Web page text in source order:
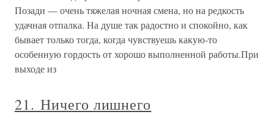
Позади — очень тяжелая ночная смена, но на редкость
удачная отпалка. На душе так радостно и спокойно, как
бывает только тогда, когда чувствуешь какую-то
особенную гордость от хорошо выполненной работы.При
выходе из
21. Ничего лишнего